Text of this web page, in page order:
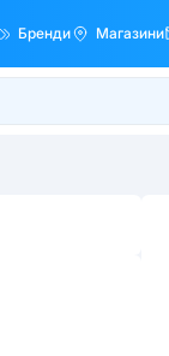
Бренди Магазини